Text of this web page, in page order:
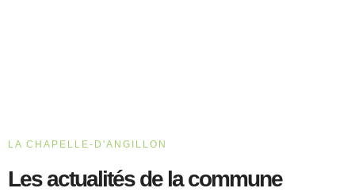
LA CHAPELLE-D'ANGILLON
Les actualités de la commune